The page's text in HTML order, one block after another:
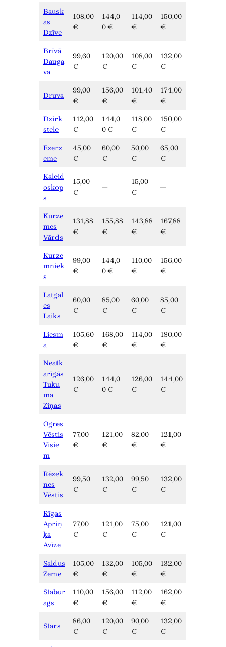
Bausk
as
Dzīve
108,00
€
144,0
0 €
114,00
€
150,00
€
Brīvā
Dauga
va
99,60
€
120,00
€
108,00
€
132,00
€
Druva
99,00
€
156,00
€
101,40
€
174,00
€
Dzirk
stele
112,00
€
144,0
0 €
118,00
€
150,00
€
Ezerz
eme
45,00
€
60,00
€
50,00
€
65,00
€
Kaleid
oskop
s
15,00
€
—
15,00
€
—
Kurze
mes
Vārds
131,88
€
155,88
€
143,88
€
167,88
€
Kurze
mniek
s
99,00
€
144,0
0 €
110,00
€
156,00
€
Latgal
es
Laiks
60,00
€
85,00
€
60,00
€
85,00
€
Liesm
a
105,60
€
168,00
€
114,00
€
180,00
€
Neatk
arīgās
Tuku
ma
Ziņas
126,00
€
144,0
0 €
126,00
€
144,00
€
Ogres
Vēstis
Visie
m
77,00
€
121,00
€
82,00
€
121,00
€
Rēzek
nes
Vēstis
99,50
€
132,00
€
99,50
€
132,00
€
Rīgas
Apriņ
ķa
Avīze
77,00
€
121,00
€
75,00
€
121,00
€
Saldus
Zeme
105,00
€
132,00
€
105,00
€
132,00
€
Stabur
ags
110,00
€
156,00
€
112,00
€
162,00
€
Stars
86,00
€
120,00
€
90,00
€
132,00
€